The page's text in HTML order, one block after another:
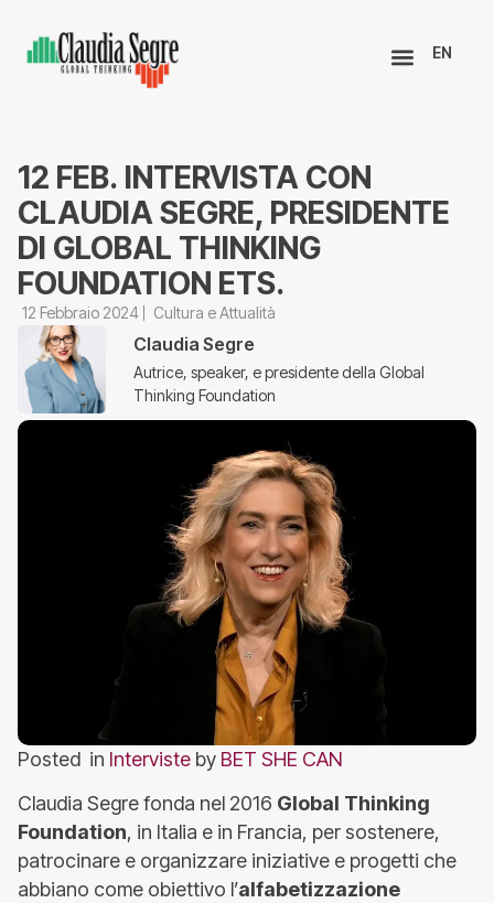
EN
12 FEB. INTERVISTA CON
CLAUDIA SEGRE, PRESIDENTE
DI GLOBAL THINKING
FOUNDATION ETS.
12 Febbraio 2024 Cultura e Attualità
Claudia Segre
Autrice, speaker, e presidente della Global
Thinking Foundation
Posted in Interviste by BET SHE CAN
Claudia Segre fonda nel 2016 Global Thinking
Foundation, in Italia e in Francia, per sostenere,
patrocinare e organizzare iniziative e progetti che
abbiano come obiettivo l’alfabetizzazione